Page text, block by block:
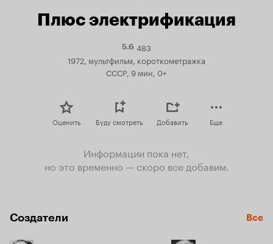
Плюс электрификация
5.6Рейтинг
5.6
483
1972, мультфильм, короткометражка
СССР, 9 мин, 0+
Оценить Буду смотреть Добавить Еще
Информации пока нет,
но это временно — скоро все добавим.
Создатели Все